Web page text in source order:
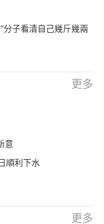
分子看清自己幾斤幾兩
更多
意
順利下水
更多